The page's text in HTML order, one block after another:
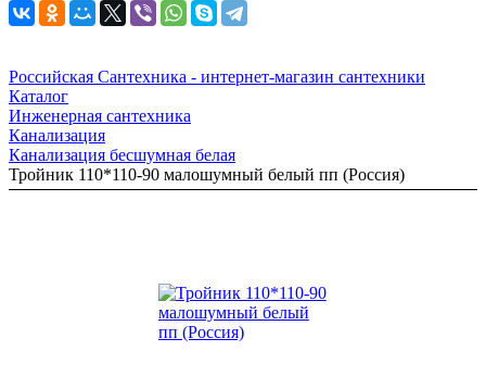
Российская Сантехника - интернет-магазин сантехники
Каталог
Инженерная сантехника
Канализация
Канализация бесшумная белая
Тройник 110*110-90 малошумный белый пп (Россия)